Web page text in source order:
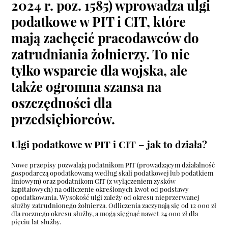
2024 r. poz. 1585) wprowadzaulgi
podatkowe w PIT i CIT, które
mają zachęcić pracodawców do
zatrudniania żołnierzy. To nie
tylko wsparcie dla wojska, ale
także ogromna szansa na
oszczędności dla
przedsiębiorców.
Ulgi podatkowe w PIT i CIT – jak to działa?
Nowe przepisy pozwalają podatnikom PIT (prowadzącym działalność
gospodarczą opodatkowaną według skali podatkowej lub podatkiem
liniowym) oraz podatnikom CIT (z wyłączeniem zysków
kapitałowych) na odliczenie określonych kwot od podstawy
opodatkowania. Wysokość ulgi zależy od okresu nieprzerwanej
służby zatrudnionego żołnierza. Odliczenia zaczynają się od 12 000 zł
dla rocznego okresu służby, a mogą sięgnąć nawet 24 000 zł dla
pięciu lat służby.